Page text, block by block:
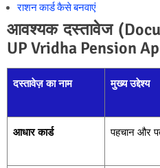
राशन कार्ड कैसे बनवाएं
आवश्यक दस्तावेज
UP Vridha Pension
दस्तावेज़ का नाम मुख्य उद्देश्य
आधार कार्ड पहचान और